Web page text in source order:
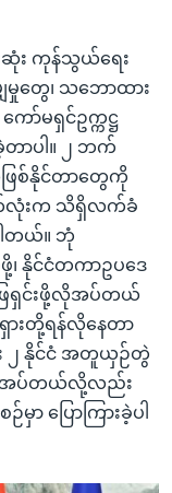
း ကုန်သွယ်ရေး
မှုတွေ၊ သဘောထား
ာ်မရှင်ဥက္ကဋ္ဌ
ခဲ့တာပါ။ ၂ ဘက်
ယ်ဖြစ်နိုင်တာတွေကို
က်လုံးက သိရှိလက်ခံ
တယ်။ ဘုံ
၊ နိုင်ငံတကာဥပဒေ
ေရှင်းဖို့လိုအပ်တယ်
ားတို့ရန်လိုနေတာ
၂ နိုင်ငံ အတူယှဉ်တွဲ
လိုအပ်တယ်လို့လည်း
ပြောကြားခဲ့ပါ